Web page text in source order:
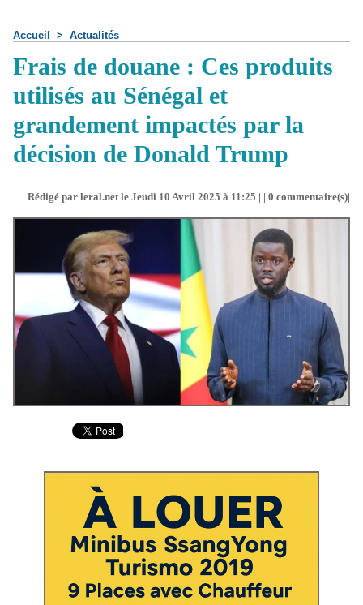
Accueil > Actualités
Frais de douane : Ces produits
utilisés au Sénégal et
grandement impactés par la
décision de Donald Trump
Rédigé par leral.net le Jeudi 10 Avril 2025 à 11:25 | | 0 commentaire(s)|